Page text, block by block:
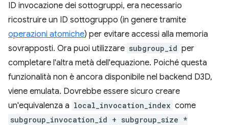
ID invocazione dei sottogruppi, era necessario
ricostruire un ID sottogruppo (in genere tramite
operazioni atomiche) per evitare accessi alla memoria
sovrapposti. Ora puoi utilizzare subgroup_id per
completare l'altra metà dell'equazione. Poiché questa
funzionalità non è ancora disponibile nel backend D3D,
viene emulata. Dovrebbe essere sicuro creare
un'equivalenza a local_invocation_index come
subgroup_invocation_id + subgroup_size *